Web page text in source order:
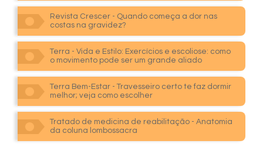
Revista Crescer - Quando começa a dor nas
costas na gravidez?
Terra - Vida e Estilo: Exercícios e escoliose: como
o movimento pode ser um grande aliado
Terra Bem-Estar - Travesseiro certo te faz dormir
melhor; veja como escolher
Tratado de medicina de reabilitação - Anatomia
da coluna lombossacra